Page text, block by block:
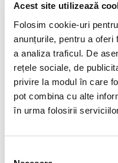
Acest site utilizează
Folosim cookie-uri
anunțurile, pentru a oferi
a analiza traficul. De
rețele sociale, de
privire la modul în care
pot combina cu alte
în urma folosirii
1. Cod CAEN 01:
anexe
011 – Cultivarea
012 –
permanente;
013 – Cultivarea
014 – Cresterea
015 – Activitati in
016 – Activitati